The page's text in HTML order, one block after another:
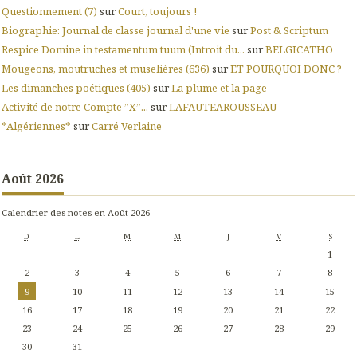
Questionnement (7) surCourt, toujours !
Biographie: Journal de classe journal d'une vie surPost & Scriptum
Respice Domine in testamentum tuum (Introit du... surBELGICATHO
Mougeons, moutruches et muselières (636) surET POURQUOI DONC ?
Les dimanches poétiques (405) surLa plume et la page
Activité de notre Compte ”X”... surLAFAUTEAROUSSEAU
*Algériennes* surCarré Verlaine
Août 2026
Calendrier des notes en Août 2026
D L M M J V S
1
2
3 4 5 6 7
8
9
10 11 12 13 14
15
16
17 18 19 20 21
22
23
24 25 26 27 28
29
30
31